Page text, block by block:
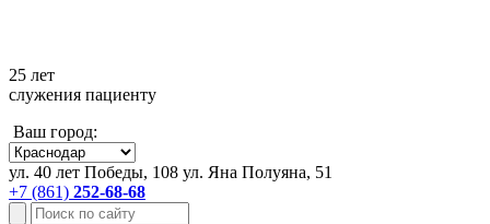
25 лет
служения пациенту
Ваш город:
ул. 40 лет Победы, 108 ул. Яна Полуяна, 51
+7 (861) 252-68-68